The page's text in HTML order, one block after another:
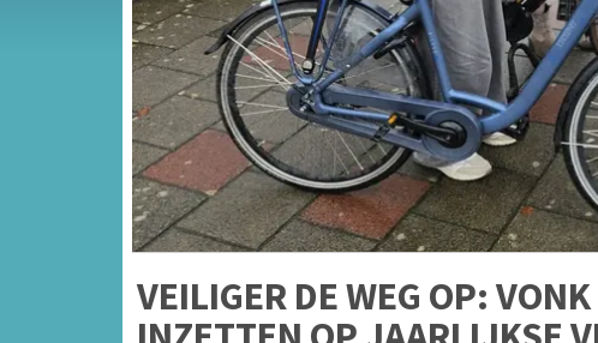
VEILIGER DE WEG OP: